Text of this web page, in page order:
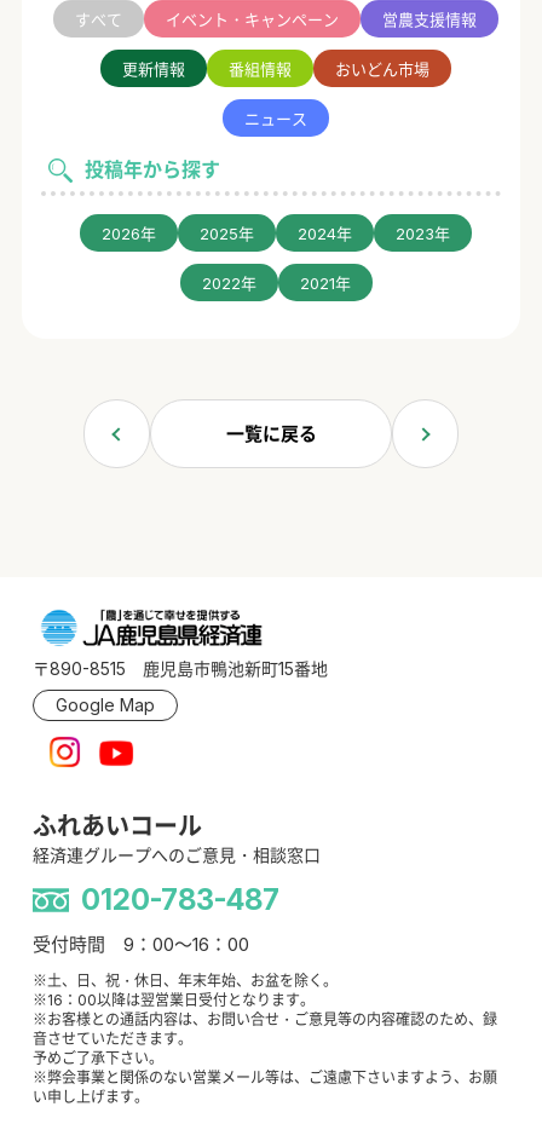
すべて イベント・キャンペーン 営農支援情報
更新情報 番組情報 おいどん市場
ニュース
投稿年から探す
2026年 2025年 2024年 2023年
2022年 2021年
一覧に戻る
〒890-8515 鹿児島市鴨池新町15番地
Google Map
ふれあいコール
経済連グループへのご意見・相談窓口
0120-783-487
受付時間 9：00～16：00
※土、日、祝・休日、年末年始、お盆を除く。
※16：00以降は翌営業日受付となります。
※お客様との通話内容は、お問い合せ・ご意見等の内容確認のため、録
音させていただきます。
予めご了承下さい。
※弊会事業と関係のない営業メール等は、ご遠慮下さいますよう、お願
い申し上げます。